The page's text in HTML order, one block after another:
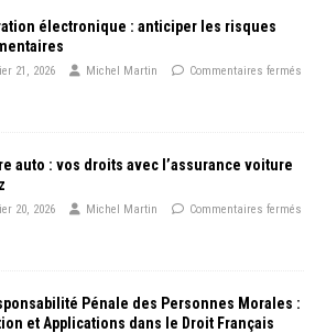
électronique : anticiper les risques
21, 2026 Michel Martin Commentaires fermés
auto : vos droits avec l’assurance voiture
20, 2026 Michel Martin Commentaires fermés
Pénale des Personnes Morales :
et Applications dans le Droit Français